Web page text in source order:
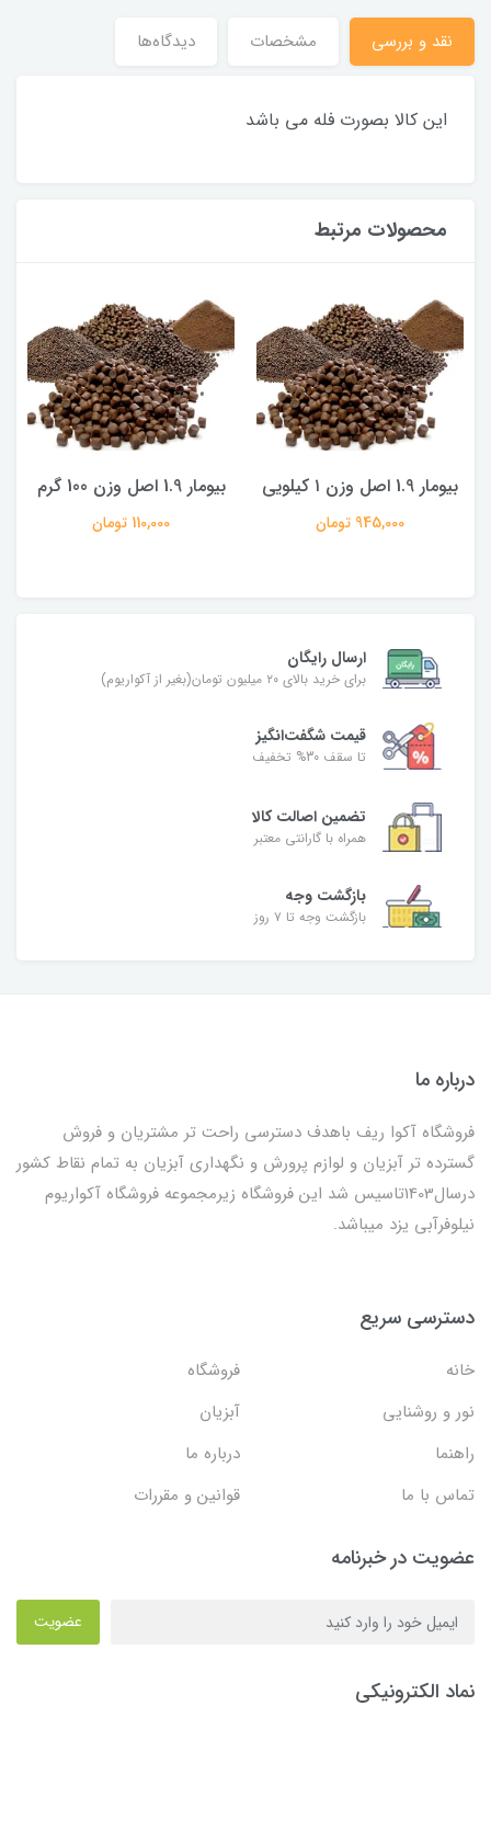
نقد و بررسی مشخصات دیدگاه‌ها
این کالا بصورت فله می باشد
محصولات مرتبط
بیومار 1.9 اصل وزن ۱ کیلویی
945,000 تومان
بیومار 1.9 اصل وزن 100 گرم
110,000 تومان
ارسال رایگان
برای خرید بالای ۲۰ میلیون تومان(بغیر از آکواریوم)
قیمت شگفت‌انگیز
تا سقف 30% تخفیف
تضمین اصالت کالا
همراه با گارانتی معتبر
بازگشت وجه
بازگشت وجه تا ۷ روز
درباره ما
فروشگاه آکوا ریف باهدف دسترسی راحت تر مشتریان و فروش
گسترده تر آبزیان و لوازم پرورش و نگهداری آبزیان به تمام نقاط کشور
درسال1403تاسیس شد این فروشگاه زیرمجموعه فروشگاه آکواریوم
نیلوفرآبی یزد میباشد.
دسترسی سریع
خانه
فروشگاه
نور و روشنایی
آبزیان
راهنما
درباره ما
تماس با ما
قوانین و مقررات
عضویت در خبرنامه
عضویت
نماد الکترونیکی